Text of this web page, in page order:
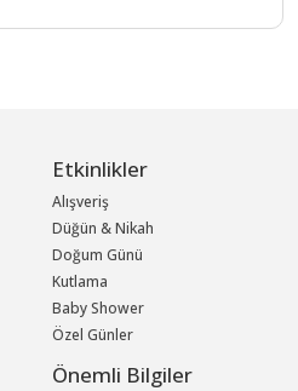
Etkinlikler
Alışveriş
Düğün & Nikah
Doğum Günü
Kutlama
Baby Shower
Özel Günler
Önemli Bilgiler